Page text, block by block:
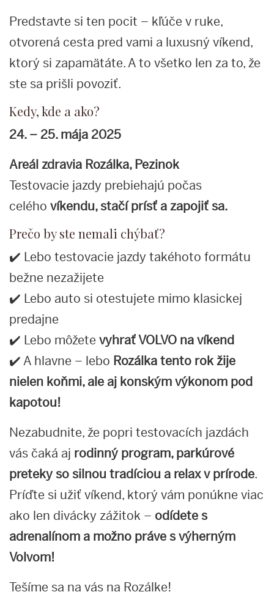
Predstavte si ten pocit – kľúče v ruke,
otvorená cesta pred vami a luxusný víkend,
ktorý si zapamätáte. A to všetko len za to, že
ste sa prišli povoziť.
Kedy, kde a ako?
24. – 25. mája 2025
Areál zdravia Rozálka, Pezinok
Testovacie jazdy prebiehajú počas
celého víkendu, stačí prísť a zapojiť sa.
Prečo by ste nemali chýbať?
✔️ Lebo testovacie jazdy takéhoto formátu
bežne nezažijete
✔️ Lebo auto si otestujete mimo klasickej
predajne
✔️ Lebo môžete vyhrať VOLVO na víkend
✔️ A hlavne – lebo Rozálka tento rok žije
nielen koňmi, ale aj konským výkonom pod
kapotou!
Nezabudnite, že popri testovacích jazdách
vás čaká aj rodinný program, parkúrové
preteky so silnou tradíciou a relax v prírode.
Príďte si užiť víkend, ktorý vám ponúkne viac
ako len divácky zážitok – odídete s
adrenalínom a možno práve s výherným
Volvom!
Tešíme sa na vás na Rozálke!